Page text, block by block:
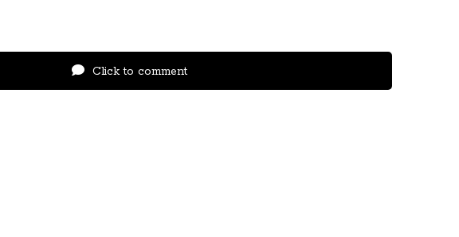
Click to comment